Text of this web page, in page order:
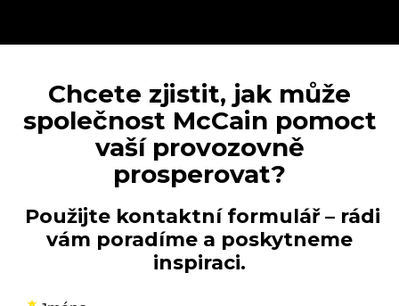
Chcete zjistit, jak může
společnost McCain pomoct
vaší provozovně
prosperovat?
Použijte kontaktní formulář – rádi
vám poradíme a poskytneme
inspiraci.